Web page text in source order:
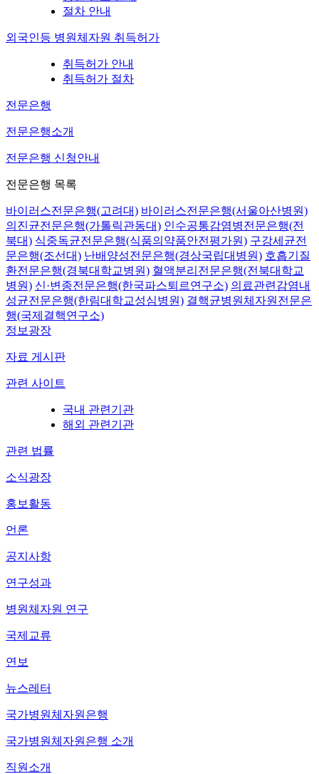
절차 안내
외국인등 병원체자원 취득허가
취득허가 안내
취득허가 절차
전문은행
전문은행소개
전문은행 신청안내
전문은행 목록
바이러스전문은행(고려대) 바이러스전문은행(서울아산병원)
의진균전문은행(가톨릭관동대) 인수공통감염병전문은행(전
북대) 식중독균전문은행(식품의약품안전평가원) 구강세균전
문은행(조선대) 난배양성전문은행(경상국립대병원) 호흡기질
환전문은행(경북대학교병원) 혈액분리전문은행(전북대학교
병원) 신·변종전문은행(한국파스퇴르연구소) 의료관련감염내
성균전문은행(한림대학교성심병원) 결핵균병원체자원전문은
행(국제결핵연구소)
정보광장
자료 게시판
관련 사이트
국내 관련기관
해외 관련기관
관련 법률
소식광장
홍보활동
언론
공지사항
연구성과
병원체자원 연구
국제교류
연보
뉴스레터
국가병원체자원은행
국가병원체자원은행 소개
직원소개